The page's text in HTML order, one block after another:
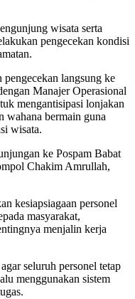
wisata serta
pengecekan kondisi
langsung ke
Manajer Operasional
mengantisipasi lonjakan
wahana bermain guna
wisata.
ke Pospam Babat
Chakim Amrullah,
kesiapsiagaan personel
masyarakat,
menjalin kerja
seluruh personel tetap
menggunakan sistem